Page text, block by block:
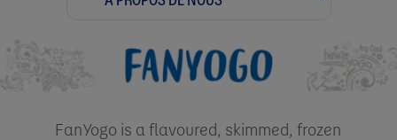
FanYogo is a flavoured, skimmed, frozen